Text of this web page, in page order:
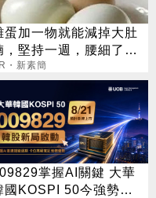
蛋加一物就能減掉大肚
，堅持一週，腰細了，
到你懷疑人生！
・新素簡
掌握AI關鍵 大華
國KOSPI 50今強勢開